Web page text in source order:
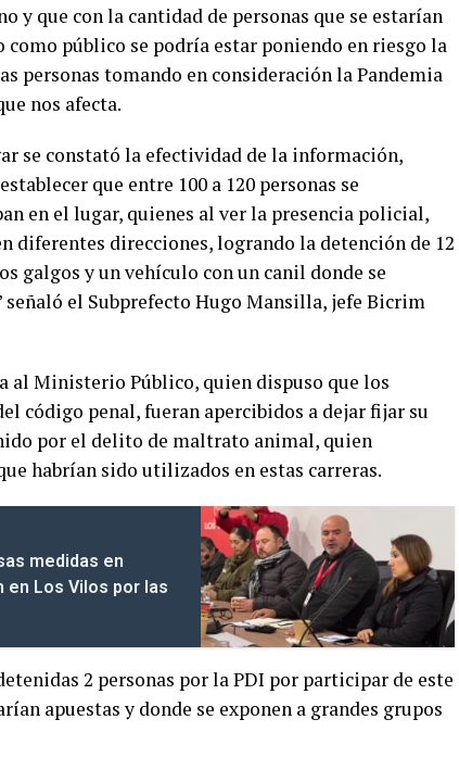
y que con la cantidad de personas que se estarían
como público se podría estar poniendo en riesgo la
personas tomando en consideración la Pandemia
nos afecta.
se constató la efectividad de la información,
que entre 100 a 120 personas se
en el lugar, quienes al ver la presencia policial,
diferentes direcciones, logrando la detención de 12
galgos y un vehículo con un canil donde se
el Subprefecto Hugo Mansilla, jefe Bicrim
al Ministerio Público, quien dispuso que los
código penal, fueran apercibidos a dejar fijar su
por el delito de maltrato animal, quien
habrían sido utilizados en estas carreras.
medidas en
Los Vilos por las
2 personas por la PDI por participar de este
apuestas y donde se exponen a grandes grupos